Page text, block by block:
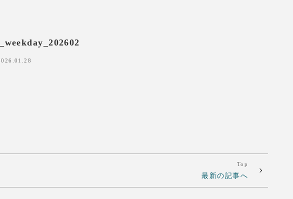
Top
最新の記事へ